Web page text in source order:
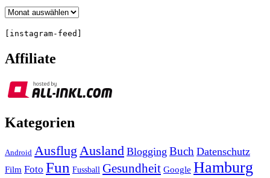
Archiv
[instagram-feed]
Affiliate
Kategorien
Android Ausflug Ausland Blogging Buch Datenschutz
Film Foto Fun Fussball Gesundheit Google Hamburg